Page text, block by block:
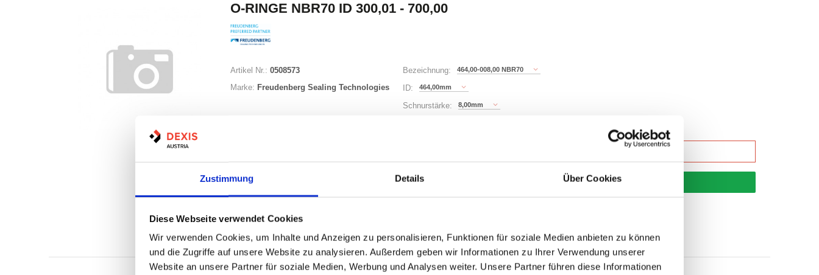
Zustimmung Details Über Cookies
Diese Webseite verwendet Cookies
Wir verwenden Cookies, um Inhalte und Anzeigen zu personalisieren, Funktionen für soziale Medien anbieten zu können
und die Zugriffe auf unsere Website zu analysieren. Außerdem geben wir Informationen zu Ihrer Verwendung unserer
Website an unsere Partner für soziale Medien, Werbung und Analysen weiter. Unsere Partner führen diese Informationen
O-RINGE NBR70 ID 300,01 - 700,00
Artikel Nr.: 0508573
Marke: Freudenberg Sealing Technologies
Bezeichnung: 464,00-008,00 NBR70
ID: 464,00mm
Schnurstärke: 8,00mm
Nicht auf Lager
Print